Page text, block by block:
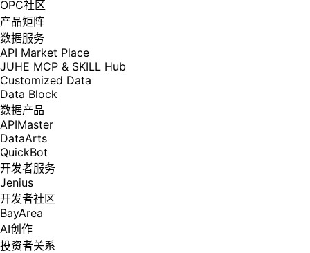
OPC社区
产品矩阵
数据服务
API Market Place
JUHE MCP & SKILL Hub
Customized Data
Data Block
数据产品
APIMaster
DataArts
QuickBot
开发者服务
Jenius
开发者社区
BayArea
AI创作
投资者关系